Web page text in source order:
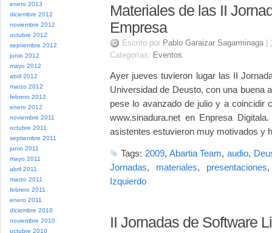
enero 2013
diciembre 2012
noviembre 2012
octubre 2012
septiembre 2012
junio 2012
mayo 2012
abril 2012
marzo 2012
febrero 2012
enero 2012
noviembre 2011
octubre 2011
septiembre 2011
junio 2011
mayo 2011
abril 2011
marzo 2011
febrero 2011
enero 2011
diciembre 2010
noviembre 2010
octubre 2010
Materiales de las II
Empresa
Escrito por Pablo Garaizar Sagarminaga
Categorías: Eventos
Ayer jueves tuvieron lugar las II
Universidad de Deusto, con una buena
pese lo avanzado de julio y a coincidir
www.sinadura.net en Enpresa
asistentes estuvieron muy motivados y
Tags: 2009, Abartia Team, audio,
Jornadas, materiales, presentaciones
Izquierdo
II Jornadas de Software